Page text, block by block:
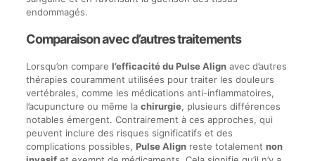
endommagés.
Comparaison avec d’autres traitements
Lorsqu’on compare l’efficacité du Pulse Alignavec d’autres
thérapies couramment utilisées pour traiter les douleurs
vertébrales, comme les médications anti-inflammatoires,
l’acupuncture ou même la chirurgie, plusieurs différences
notables émergent. Contrairement à ces approches, qui
peuvent inclure des risques significatifs et des
complications possibles, Pulse Alignreste totalement non